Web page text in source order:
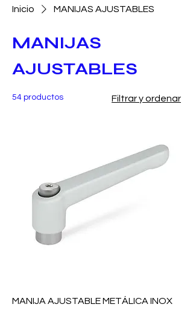
Inicio MANIJAS AJUSTABLES
MANIJAS
AJUSTABLES
54 productos Filtrar y ordenar
MANIJA AJUSTABLE METÁLICA INOX